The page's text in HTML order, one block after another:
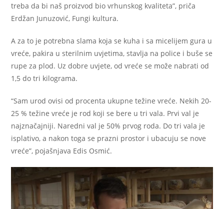
treba da bi naš proizvod bio vrhunskog kvaliteta”, priča
Erdžan Junuzović, Fungi kultura.
A za to je potrebna slama koja se kuha i sa micelijem gura u
vreće, pakira u sterilnim uvjetima, stavlja na police i buše se
rupe za plod. Uz dobre uvjete, od vreće se može nabrati od
1,5 do tri kilograma.
“Sam urod ovisi od procenta ukupne težine vreće. Nekih 20-
25 % težine vreće je rod koji se bere u tri vala. Prvi val je
najznačajniji. Naredni val je 50% prvog roda. Do tri vala je
isplativo, a nakon toga se prazni prostor i ubacuju se nove
vreće”, pojašnjava Edis Osmić.